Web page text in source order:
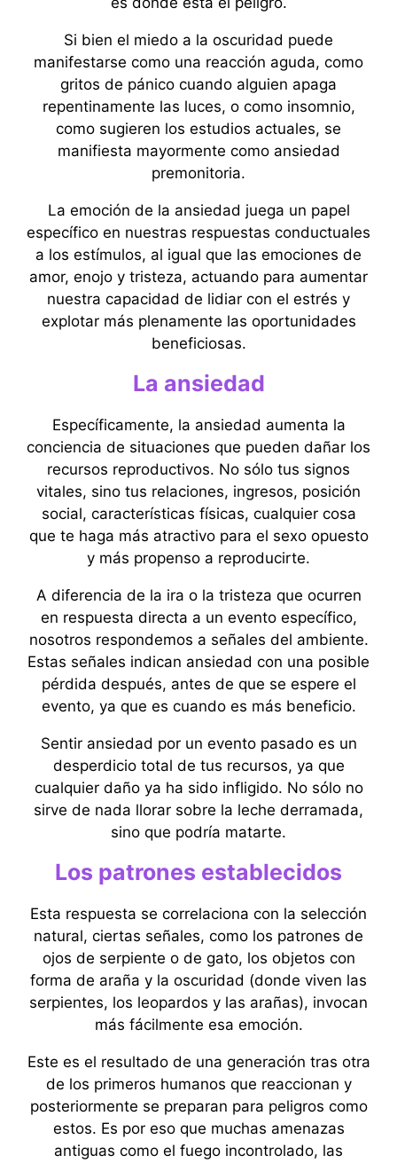
Si bien el miedo a la oscuridad puede
manifestarse como una reacción aguda, como
gritos de pánico cuando alguien apaga
repentinamente las luces, o como insomnio,
como sugieren los estudios actuales, se
manifiesta mayormente como ansiedad
premonitoria.
La emoción de la ansiedad juega un papel
específico en nuestras respuestas conductuales
a los estímulos, al igual que las emociones de
amor, enojo y tristeza, actuando para aumentar
nuestra capacidad de lidiar con el estrés y
explotar más plenamente las oportunidades
beneficiosas.
La ansiedad
Específicamente, la ansiedad aumenta la
conciencia de situaciones que pueden dañar los
recursos reproductivos. No sólo tus signos
vitales, sino tus relaciones, ingresos, posición
social, características físicas, cualquier cosa
que te haga más atractivo para el sexo opuesto
y más propenso a reproducirte.
A diferencia de la ira o la tristeza que ocurren
en respuesta directa a un evento específico,
nosotros respondemos a señales del ambiente.
Estas señales indican ansiedad con una posible
pérdida después, antes de que se espere el
evento, ya que es cuando es más beneficio.
Sentir ansiedad por un evento pasado es un
desperdicio total de tus recursos, ya que
cualquier daño ya ha sido infligido. No sólo no
sirve de nada llorar sobre la leche derramada,
sino que podría matarte.
Los patrones establecidos
Esta respuesta se correlaciona con la selección
natural, ciertas señales, como los patrones de
ojos de serpiente o de gato, los objetos con
forma de araña y la oscuridad (donde viven las
serpientes, los leopardos y las arañas), invocan
más fácilmente esa emoción.
Este es el resultado de una generación tras otra
de los primeros humanos que reaccionan y
posteriormente se preparan para peligros como
estos. Es por eso que muchas amenazas
antiguas como el fuego incontrolado, las